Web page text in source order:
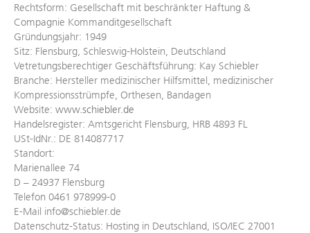
Rechtsform: Gesellschaft mit beschränkter Haftung &
Compagnie Kommanditgesellschaft
Gründungsjahr: 1949
Sitz: Flensburg, Schleswig-Holstein, Deutschland
Vetretungsberechtiger Geschäftsführung: Kay Schiebler
Branche: Hersteller medizinischer Hilfsmittel, medizinischer
Kompressionsstrümpfe, Orthesen, Bandagen
Website: www.schiebler.de
Handelsregister: Amtsgericht Flensburg, HRB 4893 FL
USt-IdNr.: DE 814087717
Standort:
Marienallee 74
D – 24937 Flensburg
Telefon 0461 978999-0
E-Mail info@schiebler.de
Datenschutz-Status: Hosting in Deutschland, ISO/IEC 27001